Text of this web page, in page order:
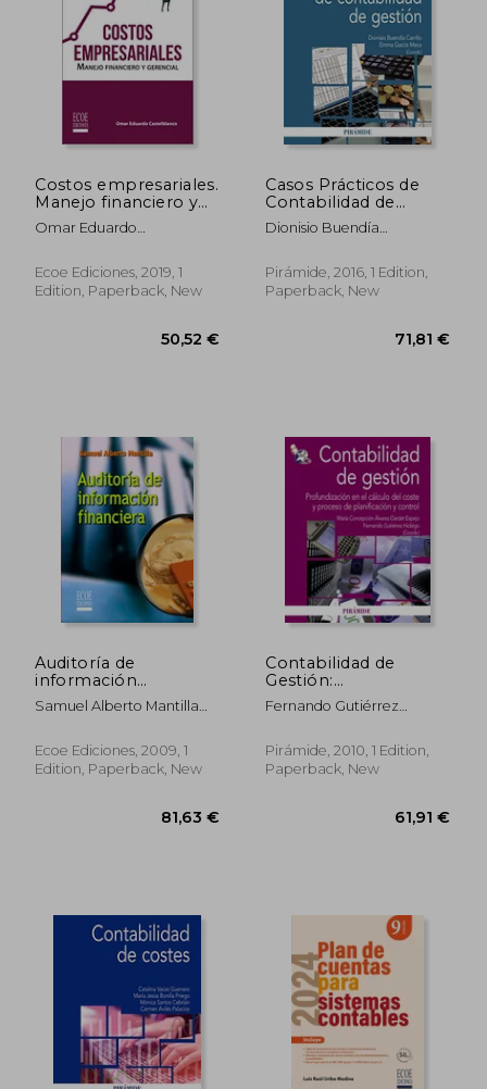
Costos empresariales.
Manejo financiero y
gerencial - 1ra edición
(in Spanish)
Omar Eduardo
Ecoe Ediciones, 2019, 1
Edition, Paperback, New
50,52 €
Casos Prácticos de
Contabilidad de
Gestión (in Spanish)
Dionisio Buendía
Pirámide, 2016, 1 Edition,
Paperback, New
Auditoría de
información
financiera (in Spanish)
Samuel Alberto Mantilla
Ecoe Ediciones, 2009, 1
Edition, Paperback, New
Contabilidad de
Gestión:
Profundización en el
Cálculo del Coste y
Planificación y
Control (in Spanish)
Fernando Gutiérrez
Álvarez-Dardet Espejo
Pirámide, 2010, 1 Edition,
Paperback, New